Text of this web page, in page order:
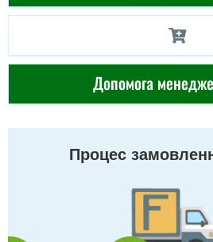
Допомога
Процес